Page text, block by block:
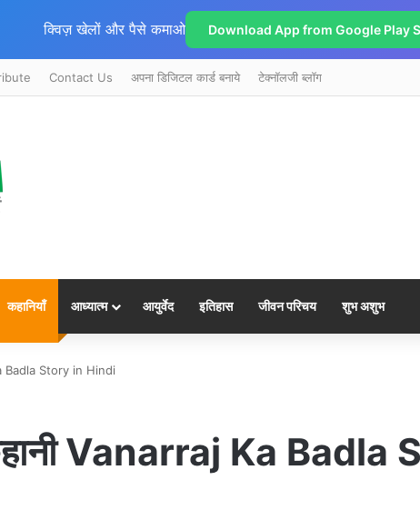
क्विज़ खेलों और पैसे कमाओ Download App from Google Play
Contact Us अपना डिजिटल कार्ड बनाये टेक्नॉलजी ब्लॉग
कहानियाँ आध्यात्म आयुर्वेद इतिहास जीवन परिचय शुभ अशुभ
Badla Story in Hindi
कहानी Vanarraj Ka